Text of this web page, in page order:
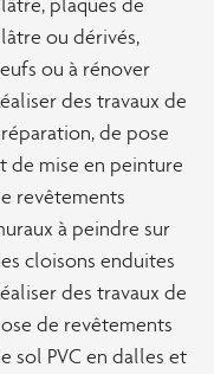
plaques de
ou dérivés,
ou à rénover
des travaux de
de pose
de mise en peinture
revêtements
à peindre sur
cloisons enduites
des travaux de
de revêtements
sol PVC en dalles et